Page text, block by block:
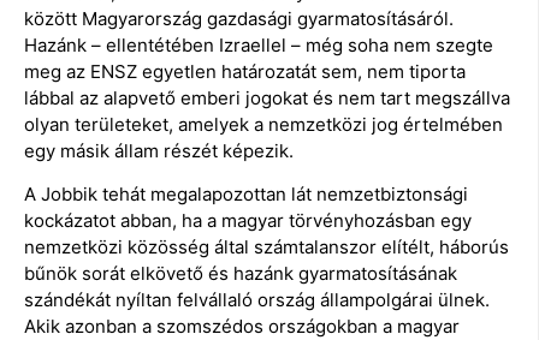
között Magyarország gazdasági gyarmatosításáról.
Hazánk – ellentétében Izraellel – még soha nem szegte
meg az ENSZ egyetlen határozatát sem, nem tiporta
lábbal az alapvető emberi jogokat és nem tart megszállva
olyan területeket, amelyek a nemzetközi jog értelmében
egy másik állam részét képezik.
A Jobbik tehát megalapozottan lát nemzetbiztonsági
kockázatot abban, ha a magyar törvényhozásban egy
nemzetközi közösség által számtalanszor elítélt, háborús
bűnök sorát elkövető és hazánk gyarmatosításának
szándékát nyíltan felvállaló ország állampolgárai ülnek.
Akik azonban a szomszédos országokban a magyar